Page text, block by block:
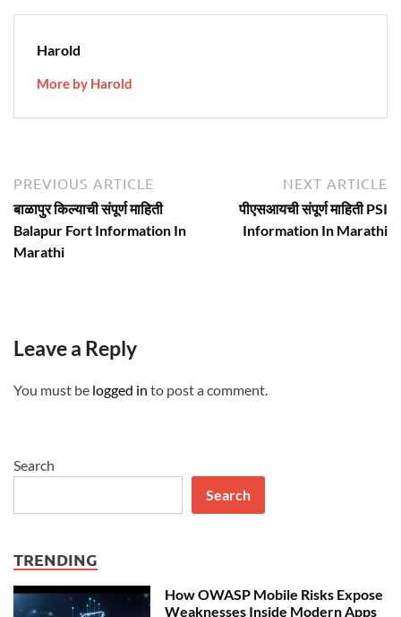
Harold
More by Harold
Post
navigation
PREVIOUS ARTICLE
article:
बाळापुर किल्याची संपूर्ण माहिती
Balapur Fort Information In
Marathi
NEXT ARTICLE
पीएसआयची संपूर्ण माहिती PSI
Information In Marathi
Leave a Reply
You must be logged in to post a comment.
Search
Search
TRENDING
How OWASP Mobile Risks Expose
Weaknesses Inside Modern Apps